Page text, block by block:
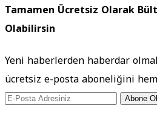
Tamamen Ücretsiz Olarak
Olabilirsin
Yeni haberlerden haberdar
ücretsiz e-posta aboneliğini
Abone Ol